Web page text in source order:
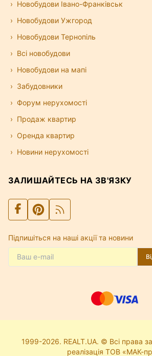
Новобудови Івано-Франківськ
Новобудови Ужгород
Новобудови Тернопіль
Всі новобудови
Новобудови на мапі
Забудовники
Форум нерухомості
Продаж квартир
Оренда квартир
Новини нерухомості
ЗАЛИШАЙТЕСЬ НА ЗВ'ЯЗКУ
Підпишіться на наші акції та новини
1999-2026. REALT.UA. © Всі права
реалізація ТОВ «МАК-